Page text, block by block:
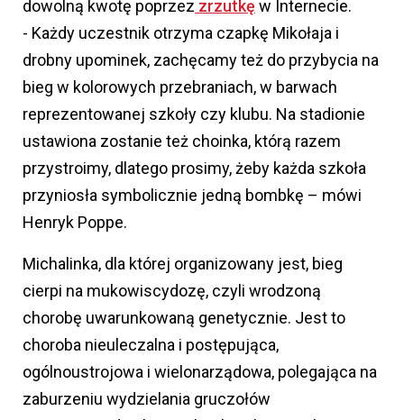
dowolną kwotę poprzez zrzutkę w Internecie.
- Każdy uczestnik otrzyma czapkę Mikołaja i
drobny upominek, zachęcamy też do przybycia na
bieg w kolorowych przebraniach, w barwach
reprezentowanej szkoły czy klubu. Na stadionie
ustawiona zostanie też choinka, którą razem
przystroimy, dlatego prosimy, żeby każda szkoła
przyniosła symbolicznie jedną bombkę – mówi
Henryk Poppe.
Michalinka, dla której organizowany jest, bieg
cierpi na mukowiscydozę, czyli wrodzoną
chorobę uwarunkowaną genetycznie. Jest to
choroba nieuleczalna i postępująca,
ogólnoustrojowa i wielonarządowa, polegająca na
zaburzeniu wydzielania gruczołów